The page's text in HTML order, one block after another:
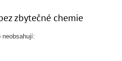
zbytečné chemie
neobsahují: